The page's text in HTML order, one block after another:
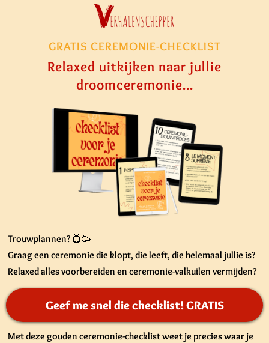
GRATIS CEREMONIE-CHECKLIST
Relaxed uitkijken naar jullie
droomceremonie...
Trouwplannen? 💍🥳
Graag een ceremonie die klopt, die leeft, die helemaal jullie is?
Relaxed alles voorbereiden en ceremonie-valkuilen vermijden?
Geef me snel die checklist! GRATIS
Met deze gouden ceremonie-checklist weet je precies waar je